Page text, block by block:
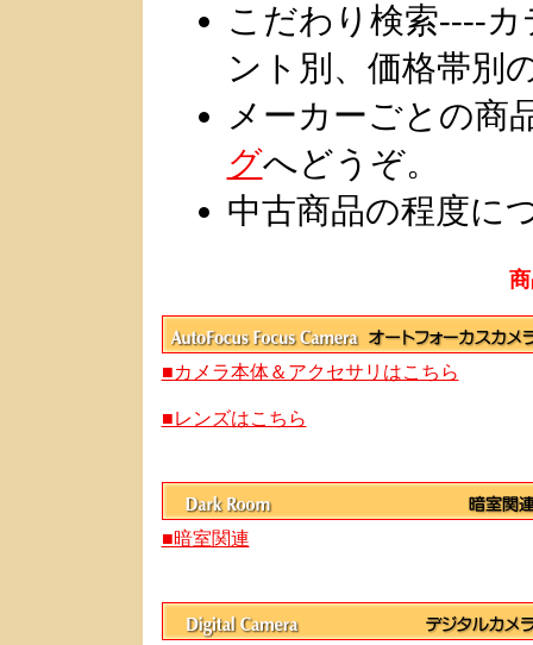
こだわり検索----
ント別、価格帯別
メーカーごとの商
グへどうぞ。
中古商品の程度に
■カメラ本体＆アクセサリはこちら
■レンズはこちら
■暗室関連